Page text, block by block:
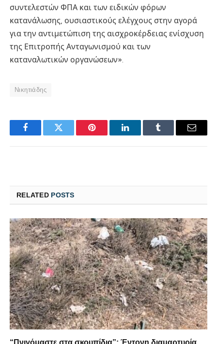
συντελεστών ΦΠΑ και των ειδικών φόρων
κατανάλωσης, ουσιαστικούς ελέγχους στην αγορά
για την αντιμετώπιση της αισχροκέρδειας ενίσχυση
της Επιτροπής Ανταγωνισμού και των
καταναλωτικών οργανώσεων».
Νικητιάδης
FacebookTwitter Pinterest LinkedInTumblr Email
RELATED POSTS
“Πνιγόμαστε στα σκουπίδια”: Έντονη διαμαρτυρία